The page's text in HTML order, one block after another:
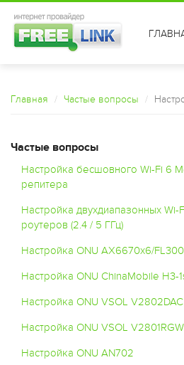
Главная Частые вопросы
Частые вопросы
Настройка бесшовного Wi-Fi 6
репитера
Настройка двухдиапазонных Wi-
роутеров (2.4 / 5 ГГц)
Настройка ONU AX6670x6/
Настройка ONU ChinaMobile H3-
Настройка ONU VSOL V2802DAC
Настройка ONU VSOL V2801RGW
Настройка ONU AN702